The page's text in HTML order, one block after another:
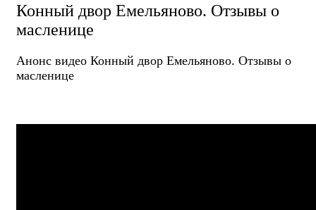
Конный двор Емельяново. Отзывы о
масленице
Анонс видео Конный двор Емельяново. Отзывы о
масленице